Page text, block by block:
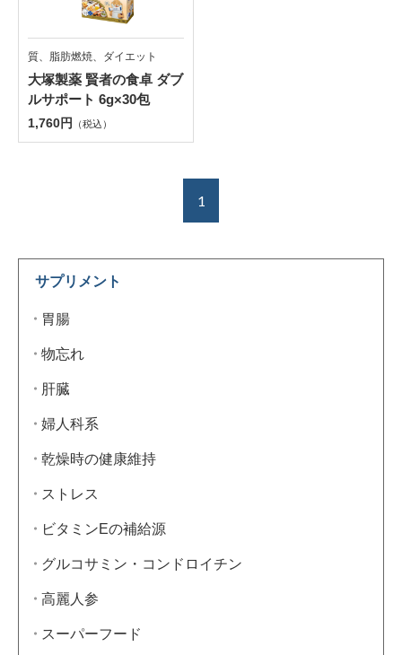
質、脂肪燃焼、ダイエット
大塚製薬 賢者の食卓 ダブ
ルサポート 6g×30包
1,760円 （税込）
1
サプリメント
胃腸
物忘れ
肝臓
婦人科系
乾燥時の健康維持
ストレス
ビタミンEの補給源
グルコサミン・コンドロイチン
高麗人参
スーパーフード